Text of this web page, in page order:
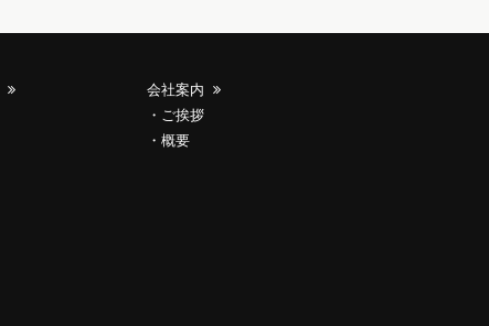
会社案内
ご挨拶
概要